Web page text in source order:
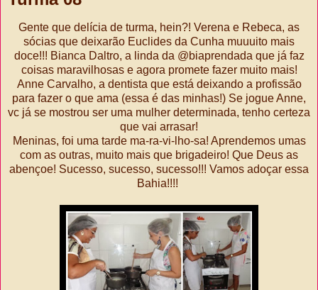
Gente que delícia de turma, hein?! Verena e Rebeca, as
sócias que deixarão Euclides da Cunha muuuito mais
doce!!! Bianca Daltro, a linda da @biaprendada que já faz
coisas maravilhosas e agora promete fazer muito mais!
Anne Carvalho, a dentista que está deixando a profissão
para fazer o que ama (essa é das minhas!) Se jogue Anne,
vc já se mostrou ser uma mulher determinada, tenho certeza
que vai arrasar!
Meninas, foi uma tarde ma-ra-vi-lho-sa! Aprendemos umas
com as outras, muito mais que brigadeiro! Que Deus as
abençoe! Sucesso, sucesso, sucesso!!! Vamos adoçar essa
Bahia!!!!